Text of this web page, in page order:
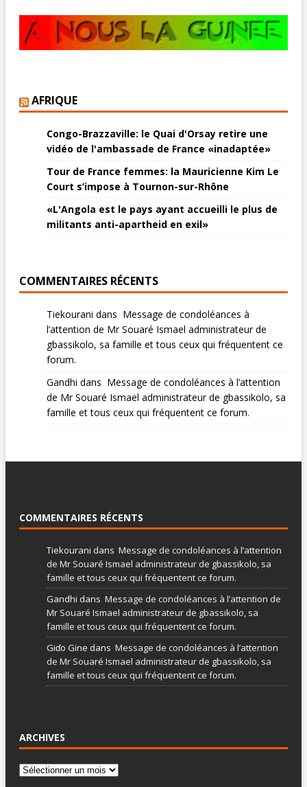
AFRIQUE
Congo-Brazzaville: le Quai d'Orsay retire une
vidéo de l'ambassade de France «inadaptée»
Tour de France femmes: la Mauricienne Kim Le
Court s’impose à Tournon-sur-Rhône
«L'Angola est le pays ayant accueilli le plus de
militants anti-apartheid en exil»
COMMENTAIRES RÉCENTS
Tiekourani dans Message de condoléances à
l’attention de Mr Souaré Ismael administrateur de
gbassikolo, sa famille et tous ceux qui fréquentent ce
forum.
Gandhi dans Message de condoléances à l’attention
de Mr Souaré Ismael administrateur de gbassikolo, sa
famille et tous ceux qui fréquentent ce forum.
COMMENTAIRES RÉCENTS
Tiekourani dans Message de condoléances à l’attention
de Mr Souaré Ismael administrateur de gbassikolo, sa
famille et tous ceux qui fréquentent ce forum.
Gandhi dans Message de condoléances à l’attention de
Mr Souaré Ismael administrateur de gbassikolo, sa
famille et tous ceux qui fréquentent ce forum.
Giɗo Gine dans Message de condoléances à l’attention
de Mr Souaré Ismael administrateur de gbassikolo, sa
famille et tous ceux qui fréquentent ce forum.
ARCHIVES